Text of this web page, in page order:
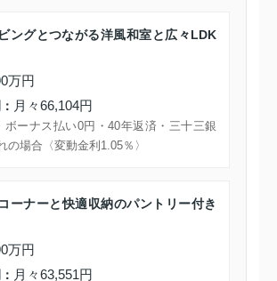
ングとつながる洋風和室と広々LDK
万円
月々66,104円
ーナス払い0円・40年返済・三十三銀
の場合〈変動金利1.05％〉
ーナーと快適収納のパントリー付き
万円
月々63,551円